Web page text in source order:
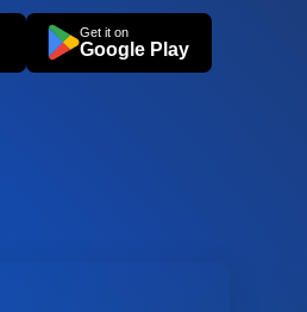
Get it on
Google Play